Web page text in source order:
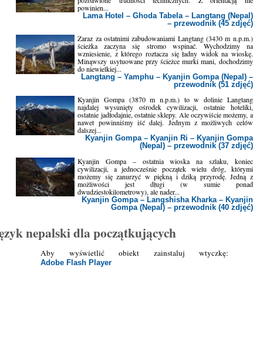
powinien...
Lama Hotel – Ghoda Tabela – Langtang (Nepal)
– przewodnik (45 zdjęć)
Zaraz za ostatnimi zabudowaniami Langtang (3430 m n.p.m.)
ścieżka zaczyna się stromo wspinać. Wychodzimy na
wzniesienie, z którego roztacza się ładny widok na wioskę.
Minąwszy usytuowane przy ścieżce murki mani, dochodzimy
do niewielkiej...
Langtang – Yamphu – Kyanjin Gompa (Nepal) –
przewodnik (51 zdjęć)
Kyanjin Gompa (3870 m n.p.m.) to w dolinie Langtang
najdalej wysunięty ośrodek cywilizacji, ostatnie hoteliki,
ostatnie jadłodajnie, ostatnie sklepy. Ale oczywiście możemy, a
nawet powinniśmy iść dalej. Jednym z możliwych celów
dalszej...
Kyanjin Gompa – Kyanjin Ri – Kyanjin Gompa
(Nepal) – przewodnik (37 zdjęć)
Kyanjin Gompa – ostatnia wioska na szlaku, koniec
cywilizacji, a jednocześnie początek wielu dróg, którymi
możemy się zanurzyć w piękną i dziką przyrodę. Jedną z
możliwości jest długi (w sumie ponad
dwudziestokilometrowy), ale nader...
Kyanjin Gompa – Langshisha Kharka – Kyanjin
Gompa (Nepal) – przewodnik (40 zdjęć)
nepalski dla początkujących
Aby wyświetlić obiekt zainstaluj wtyczkę:
Adobe Flash Player